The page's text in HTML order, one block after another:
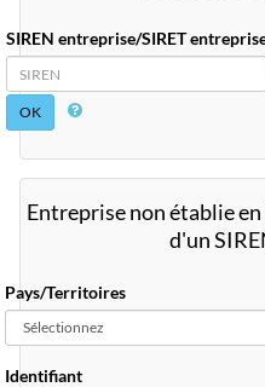
SIREN entreprise/SIRET
SIREN
SIRET
Entreprise non établie
d'un
Pays/Territoires
Identifiant